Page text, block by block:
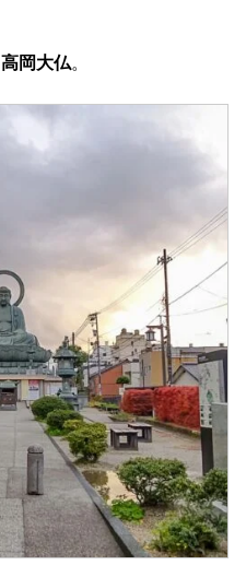
高岡大仏。